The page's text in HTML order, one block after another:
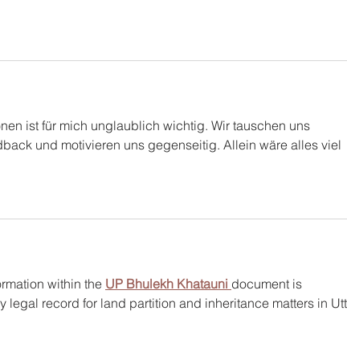
ist für mich unglaublich wichtig. Wir tauschen uns
und motivieren uns gegenseitig. Allein wäre alles viel
within the UP Bhulekh Khatauni document is
legal record for land partition and inheritance matters in